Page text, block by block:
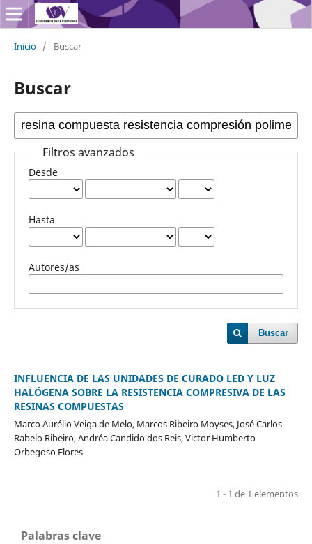
Inicio / Buscar
Buscar
Filtros avanzados
Desde
Hasta
Autores/as
Buscar
INFLUENCIA DE LAS UNIDADES DE CURADO LED Y LUZ
HALÓGENA SOBRE LA RESISTENCIA COMPRESIVA DE LAS
RESINAS COMPUESTAS
Marco Aurélio Veiga de Melo, Marcos Ribeiro Moyses, José Carlos
Rabelo Ribeiro, Andréa Candido dos Reis, Victor Humberto
Orbegoso Flores
1 - 1 de 1 elementos
Palabras clave